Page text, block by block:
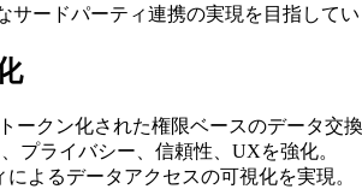
ードパーティ連携の実現を目指してい
ークン化された権限ベースのデータ交換
プライバシー、信頼性、UXを強化。
よるデータアクセスの可視化を実現。